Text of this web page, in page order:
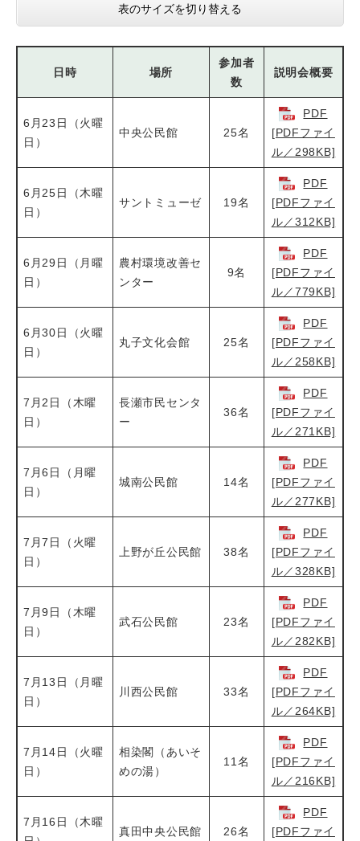
表のサイズを切り替える
日時 場所
参加者
数
説明会概要
6月23日（火曜
日）
中央公民館 25名
PDF
[PDFファイ
ル／298KB]
6月25日（木曜
日）
サントミューゼ 19名
PDF
[PDFファイ
ル／312KB]
6月29日（月曜
日）
農村環境改善セ
ンター
9名
PDF
[PDFファイ
ル／779KB]
6月30日（火曜
日）
丸子文化会館 25名
PDF
[PDFファイ
ル／258KB]
7月2日（木曜
日）
長瀬市民センタ
ー
36名
PDF
[PDFファイ
ル／271KB]
7月6日（月曜
日）
城南公民館 14名
PDF
[PDFファイ
ル／277KB]
7月7日（火曜
日）
上野が丘公民館 38名
PDF
[PDFファイ
ル／328KB]
7月9日（木曜
日）
武石公民館 23名
PDF
[PDFファイ
ル／282KB]
7月13日（月曜
日）
川西公民館 33名
PDF
[PDFファイ
ル／264KB]
7月14日（火曜
日）
相染閣（あいそ
めの湯）
11名
PDF
[PDFファイ
ル／216KB]
7月16日（木曜
真田中央公民館 26名
PDF
[PDFファイ